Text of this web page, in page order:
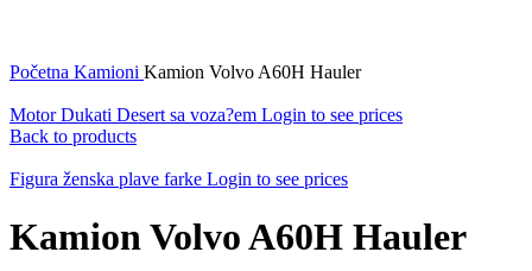
Početna Kamioni Kamion Volvo A60H Hauler
Motor Dukati Desert sa voza?em Login to see prices
Back to products
Figura ženska plave farke Login to see prices
Kamion Volvo A60H Hauler